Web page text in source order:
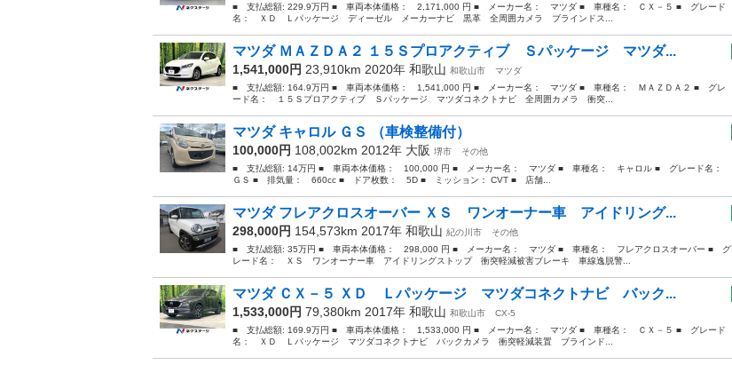
■ 支払総額: 229.9万円 ■ 車両本体価格： 2,171,000 円 ■ メーカー名： マツダ ■ 車種名： ＣＸ－５ ■ グレード
名： ＸＤ Ｌパッケージ ディーゼル メーカーナビ 黒革 全周囲カメラ ブラインドス...
マツダ ＭＡＺＤＡ２ １５Ｓプロアクティブ Ｓパッケージ マツダ...
1,541,000円 23,910km 2020年 和歌山 和歌山市
マツダ
■ 支払総額: 164.9万円 ■ 車両本体価格： 1,541,000 円 ■ メーカー名： マツダ ■ 車種名： ＭＡＺＤＡ２ ■ グレ
ード名： １５Ｓプロアクティブ Ｓパッケージ マツダコネクトナビ 全周囲カメラ 衝突...
マツダ キャロル ＧＳ （車検整備付）
100,000円 108,002km 2012年 大阪 堺市
その他
■ 支払総額: 14万円 ■ 車両本体価格： 100,000 円 ■ メーカー名： マツダ ■ 車種名： キャロル ■ グレード名：
ＧＳ ■ 排気量： 660cc ■ ドア枚数： 5D ■ ミッション： CVT ■ 店舗...
マツダ フレアクロスオーバー ＸＳ ワンオーナー車 アイドリング...
298,000円 154,573km 2017年 和歌山 紀の川市
その他
■ 支払総額: 35万円 ■ 車両本体価格： 298,000 円 ■ メーカー名： マツダ ■ 車種名： フレアクロスオーバー ■ グ
レード名： ＸＳ ワンオーナー車 アイドリングストップ 衝突軽減被害ブレーキ 車線逸脱警...
マツダ ＣＸ－５ ＸＤ Ｌパッケージ マツダコネクトナビ バック...
1,533,000円 79,380km 2017年 和歌山 和歌山市
CX-5
■ 支払総額: 169.9万円 ■ 車両本体価格： 1,533,000 円 ■ メーカー名： マツダ ■ 車種名： ＣＸ－５ ■ グレード
名： ＸＤ Ｌパッケージ マツダコネクトナビ バックカメラ 衝突軽減装置 ブラインド...